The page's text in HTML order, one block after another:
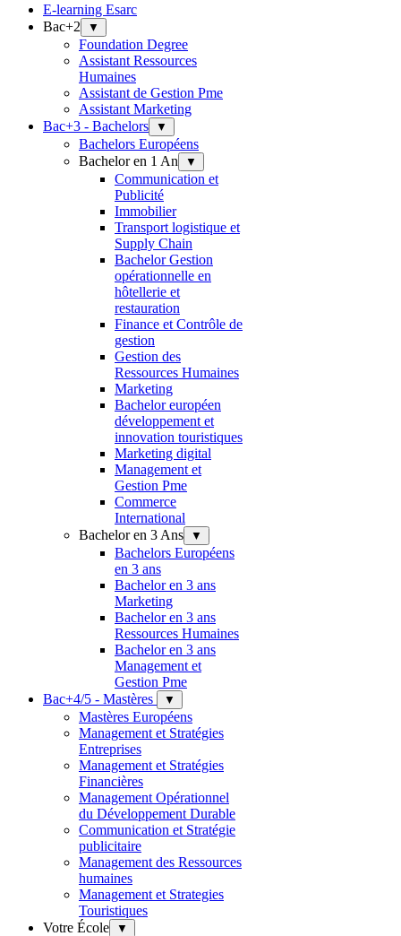
E-learning Esarc
Bac+2
▼
Foundation Degree
Assistant Ressources
Humaines
Assistant de Gestion Pme
Assistant Marketing
Bac+3 - Bachelors
▼
Bachelors Européens
Bachelor en 1 An
▼
Communication et
Publicité
Immobilier
Transport logistique et
Supply Chain
Bachelor Gestion
opérationnelle en
hôtellerie et
restauration
Finance et Contrôle de
gestion
Gestion des
Ressources Humaines
Marketing
Bachelor européen
développement et
innovation touristiques
Marketing digital
Management et
Gestion Pme
Commerce
International
Bachelor en 3 Ans
▼
Bachelors Européens
en 3 ans
Bachelor en 3 ans
Marketing
Bachelor en 3 ans
Ressources Humaines
Bachelor en 3 ans
Management et
Gestion Pme
Bac+4/5 - Mastères
▼
Mastères Européens
Management et Stratégies
Entreprises
Management et Stratégies
Financières
Management Opérationnel
du Développement Durable
Communication et Stratégie
publicitaire
Management des Ressources
humaines
Management et Strategies
Touristiques
Votre École
▼